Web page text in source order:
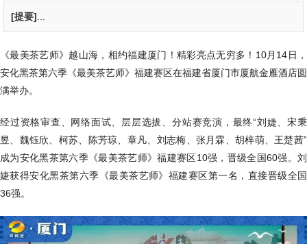
[提要]
《最美茶艺师》越山海，相约福建厦门！精彩亮点无穷多！10月14日，
安化黑茶第六季《最美茶艺师》福建赛区在福建省厦门市厦航金雁酒店圆
满举办。
经过资格审查、网络面试、层层选拔、分站赛竞演，最终“刘婕、宋秉
昱、魏钰欣、柯苏、陈芳琼、章凡、刘志梅、张月霖、胡梓萌、王楚茜”
成为安化黑茶第六季《最美茶艺师》福建赛区10强，晋级全国60强。刘
婕获得安化黑茶第六季《最美茶艺师》福建赛区第一名，直接晋级全国
36强。